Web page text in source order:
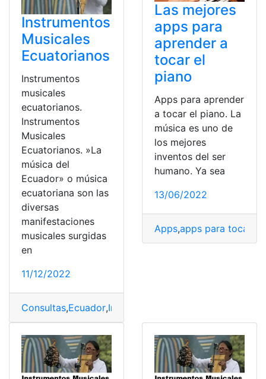
Instrumentos
Musicales
Ecuatorianos
Instrumentos
musicales
ecuatorianos.
Instrumentos
Musicales
Ecuatorianos. »La
música del
Ecuador» o música
ecuatoriana son las
diversas
manifestaciones
musicales surgidas
en
11/12/2022
Consultas,Ecuador,Instrumentos
Las mejores
apps para
aprender a
tocar el
piano
Apps para aprender
a tocar el piano. La
música es uno de
los mejores
inventos del ser
humano. Ya sea
13/06/2022
Apps,apps para tocar el